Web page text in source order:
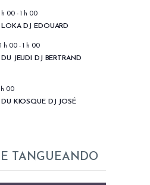
h 00 - 1 h 00
DJ EDOUARD
h 00 - 1 h 00
JEUDI DJ BERTRAND
h 00
KIOSQUE DJ JOSÉ
TANGUEANDO